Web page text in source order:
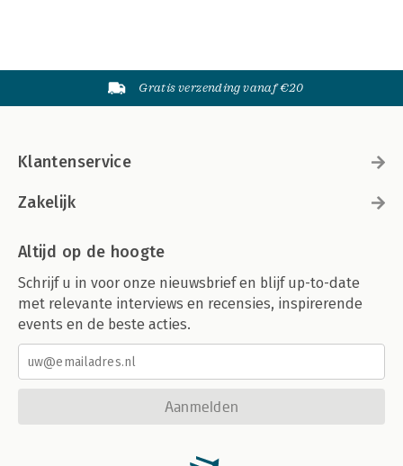
Gratis verzending vanaf €20
Klantenservice
Zakelijk
Altijd op de hoogte
Schrijf u in voor onze nieuwsbrief en blijf up-to-date
met relevante interviews en recensies, inspirerende
events en de beste acties.
Aanmelden